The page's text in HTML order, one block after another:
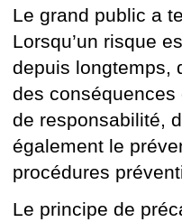
Le grand public a
Lorsqu’un risque
depuis longtemps,
des
de responsabilité,
également le
procédures
Le principe de